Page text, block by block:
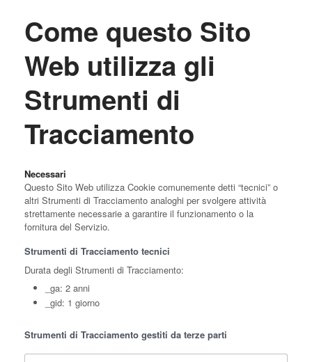
Come questo Sito
Web utilizza gli
Strumenti di
Tracciamento
Necessari
Questo Sito Web utilizza Cookie comunemente detti “tecnici” o
altri Strumenti di Tracciamento analoghi per svolgere attività
strettamente necessarie a garantire il funzionamento o la
fornitura del Servizio.
Strumenti di Tracciamento tecnici
Durata degli Strumenti di Tracciamento:
_ga: 2 anni
_gid: 1 giorno
Strumenti di Tracciamento gestiti da terze parti